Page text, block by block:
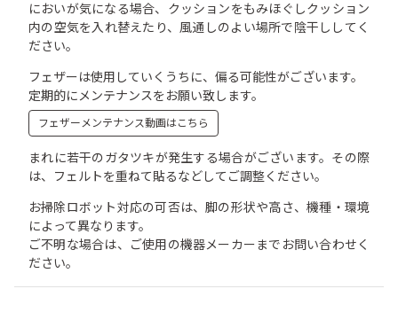
においが気になる場合、クッションをもみほぐしクッション
内の空気を入れ替えたり、風通しのよい場所で陰干ししてく
ださい。
フェザーは使用していくうちに、偏る可能性がございます。
定期的にメンテナンスをお願い致します。
フェザーメンテナンス動画はこちら
まれに若干のガタツキが発生する場合がございます。その際
は、フェルトを重ねて貼るなどしてご調整ください。
お掃除ロボット対応の可否は、脚の形状や高さ、機種・環境
によって異なります。
ご不明な場合は、ご使用の機器メーカーまでお問い合わせく
ださい。